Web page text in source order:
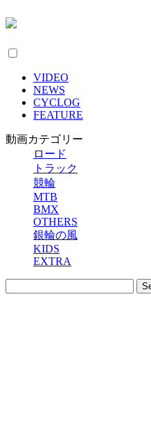
VIDEO
NEWS
CYCLOG
FEATURE
動画カテゴリー
ロード
トラック
競輪
MTB
BMX
OTHERS
銀輪の風
KIDS
EXTRA